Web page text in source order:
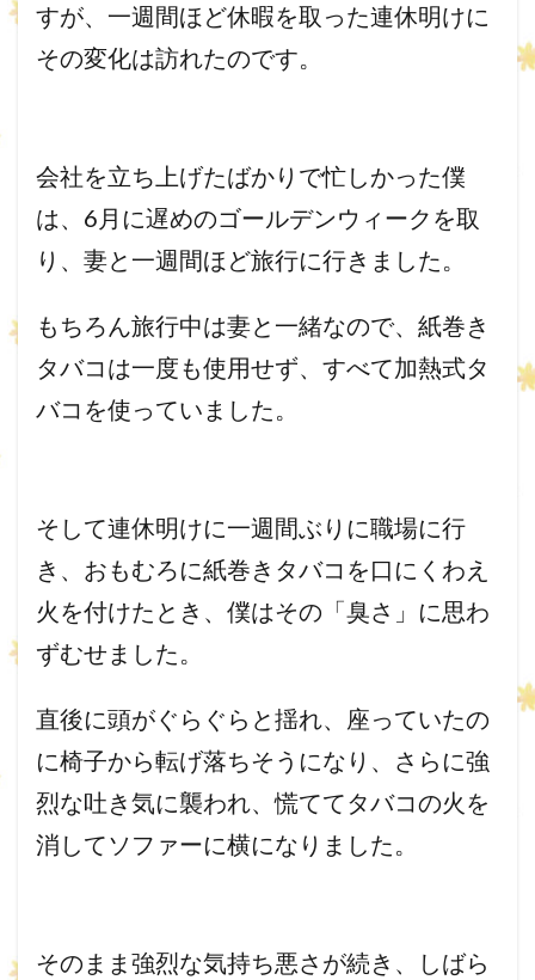
すが、 一週間ほど休暇を取った連休明けに
その変化は訪れたのです。
会社を立ち上げたばかりで忙しかった僕
は、6月に遅めのゴールデンウィークを取
り、妻と一週間ほど旅行に行きました。
もちろん旅行中は妻と一緒なので、 紙巻き
タバコは一度も使用せず、 すべて加熱式タ
バコを使っていました。
そして連休明けに一週間ぶりに職場に行
き、 おもむろに紙巻きタバコを口にくわえ
火を付けたとき、僕はその「臭さ」に思わ
ずむせました。
直後に頭がぐらぐらと揺れ、 座っていたの
に椅子から転げ落ちそうになり、 さらに強
烈な吐き気に襲われ、慌ててタバコの火を
消してソファーに横になりました。
そのまま強烈な気持ち悪さが続き、しばら